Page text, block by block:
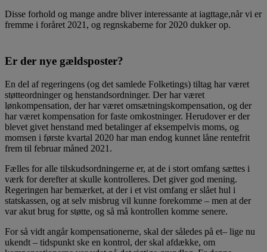
Disse forhold og mange andre bliver interessante at iagttage,når vi er
fremme i foråret 2021, og regnskaberne for 2020 dukker op.
Er der nye gældsposter?
En del af regeringens (og det samlede Folketings) tiltag har været
støtteordninger og henstandsordninger. Der har været
lønkompensation, der har været omsætningskompensation, og der
har været kompensation for faste omkostninger. Herudover er der
blevet givet henstand med betalinger af eksempelvis moms, og
momsen i første kvartal 2020 har man endog kunnet låne rentefrit
frem til februar måned 2021.
Fælles for alle tilskudsordningerne er, at de i stort omfang sættes i
værk for derefter at skulle kontrolleres. Det giver god mening.
Regeringen har bemærket, at der i et vist omfang er slået hul i
statskassen, og at selv misbrug vil kunne forekomme – men at der
var akut brug for støtte, og så må kontrollen komme senere.
For så vidt angår kompensationerne, skal der således på et– lige nu
ukendt – tidspunkt ske en kontrol, der skal afdække, om